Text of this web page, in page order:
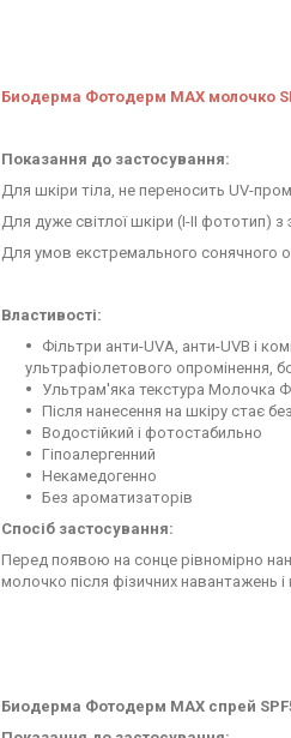
Биодерма Фотодерм МАХ молочко
Показання до застосування:
Для шкіри тіла, не переносить UV-
Для дуже світлої шкіри (I-II фототип)
Для умов екстремального сонячного
Властивості:
Фільтри анти-UVA, анти-UVB і
ультрафіолетового опромінення,
Ультрам'яка текстура Молочка
Після нанесення на шкіру стає
Водостійкий і фотостабильно
Гіпоалергенний
Некамедогенно
Без ароматизаторів
Спосіб застосування:
Перед появою на сонце рівномірно
молочко після фізичних навантажень
Биодерма Фотодерм MAX спрей